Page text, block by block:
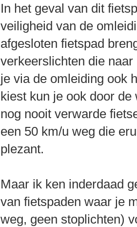
In het geval van dit
veiligheid van de
afgesloten fietspad
verkeerslichten die
je via de omleiding ook
kiest kun je ook door
nog nooit verwarde
een 50 km/u weg die
plezant.
Maar ik ken inderdaad
van fietspaden waar je
weg, geen stoplichten)